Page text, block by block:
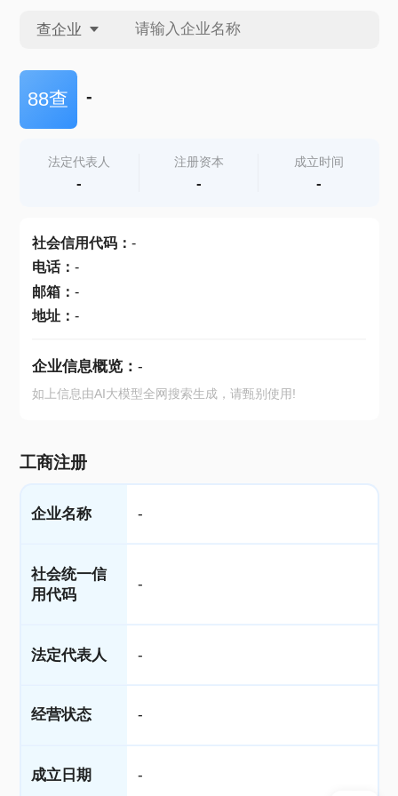
查企业
查企业
查产地
88查 -
法定代表人
-
注册资本
-
成立时间
-
社会信用代码： -
电话： -
邮箱： -
地址： -
企业信息概览： -
如上信息由AI大模型全网搜索生成，请甄别使用!
工商注册
企业名称 -
社会统一信
用代码
-
法定代表人 -
经营状态 -
成立日期 -